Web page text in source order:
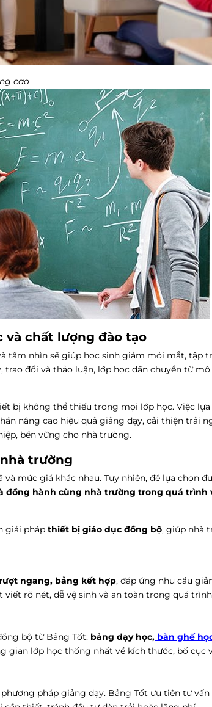
cao
và chất lượng đào tạo
tầm nhìn sẽ giúp học sinh giảm mỏi mắt, tập
đổi và thảo luận, lớp học dần chuyển từ mô
bị không thể thiếu trong mọi lớp học. Việc
nâng cao hiệu quả giảng dạy, cải thiện trải
bền vững cho nhà trường.
trường
mức giá khác nhau. Tuy nhiên, để lựa chọn
đồng hành cùng nhà trường trong quá trình
giải pháp thiết bị giáo dục đồng bộ, giúp nhà
ngang, bảng kết hợp, đáp ứng nhu cầu
rõ nét, dễ vệ sinh và an toàn trong quá
bộ từ Bảng Tốt: bảng dạy học, bàn ghế
gian lớp học thống nhất về kích thước, bố cục
pháp giảng dạy. Bảng Tốt ưu tiên tư vấn